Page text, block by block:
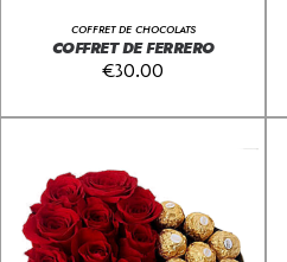
COFFRET DE CHOCOLATS
COFFRET DE FERRERO
€30.00